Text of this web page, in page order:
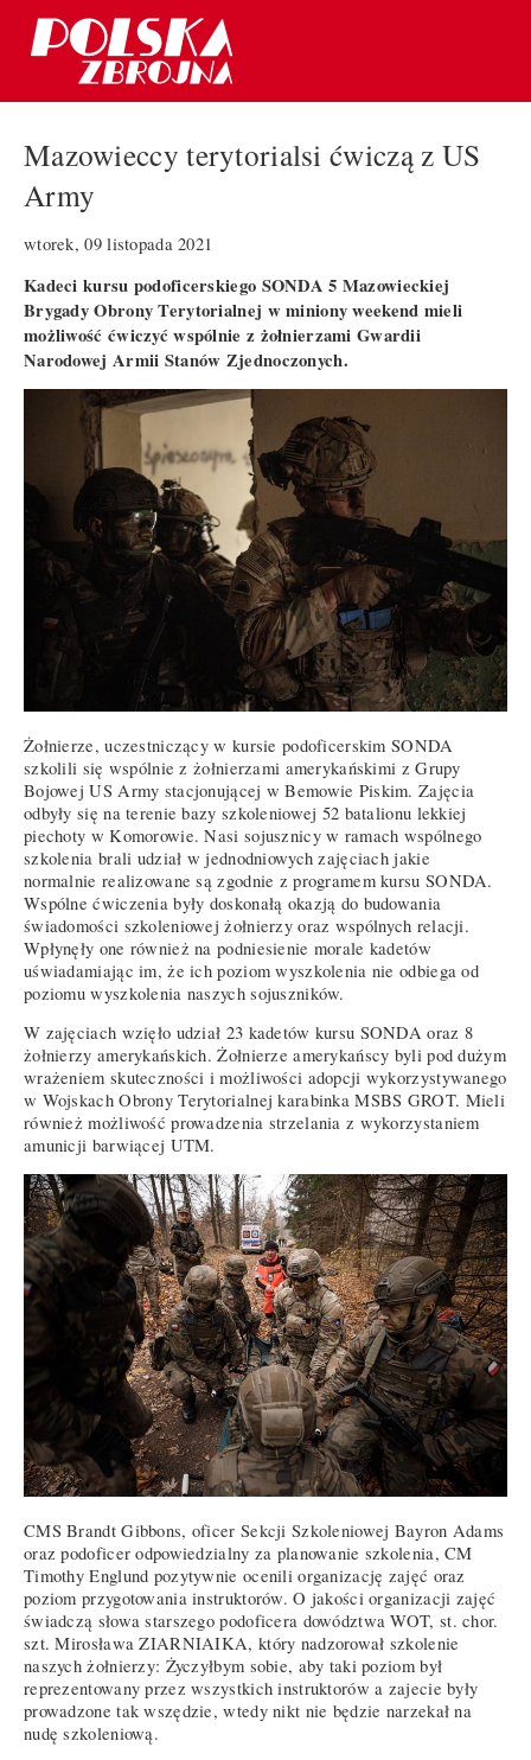
Mazowieccy terytorialsi ćwiczą z US
Army
wtorek, 09 listopada 2021
Kadeci kursu podoficerskiego SONDA 5 Mazowieckiej
Brygady Obrony Terytorialnej w miniony weekend mieli
możliwość ćwiczyć wspólnie z żołnierzami Gwardii
Narodowej Armii Stanów Zjednoczonych.
Żołnierze, uczestniczący w kursie podoficerskim SONDA
szkolili się wspólnie z żołnierzami amerykańskimi z Grupy
Bojowej US Army stacjonującej w Bemowie Piskim. Zajęcia
odbyły się na terenie bazy szkoleniowej 52 batalionu lekkiej
piechoty w Komorowie. Nasi sojusznicy w ramach wspólnego
szkolenia brali udział w jednodniowych zajęciach jakie
normalnie realizowane są zgodnie z programem kursu SONDA.
Wspólne ćwiczenia były doskonałą okazją do budowania
świadomości szkoleniowej żołnierzy oraz wspólnych relacji.
Wpłynęły one również na podniesienie morale kadetów
uświadamiając im, że ich poziom wyszkolenia nie odbiega od
poziomu wyszkolenia naszych sojuszników.
W zajęciach wzięło udział 23 kadetów kursu SONDA oraz 8
żołnierzy amerykańskich. Żołnierze amerykańscy byli pod dużym
wrażeniem skuteczności i możliwości adopcji wykorzystywanego
w Wojskach Obrony Terytorialnej karabinka MSBS GROT. Mieli
również możliwość prowadzenia strzelania z wykorzystaniem
amunicji barwiącej UTM.
CMS Brandt Gibbons, oficer Sekcji Szkoleniowej Bayron Adams
oraz podoficer odpowiedzialny za planowanie szkolenia, CM
Timothy Englund pozytywnie ocenili organizację zajęć oraz
poziom przygotowania instruktorów. O jakości organizacji zajęć
świadczą słowa starszego podoficera dowództwa WOT, st. chor.
szt. Mirosława ZIARNIAIKA, który nadzorował szkolenie
naszych żołnierzy: Życzyłbym sobie, aby taki poziom był
reprezentowany przez wszystkich instruktorów a zajecie były
prowadzone tak wszędzie, wtedy nikt nie będzie narzekał na
nudę szkoleniową.